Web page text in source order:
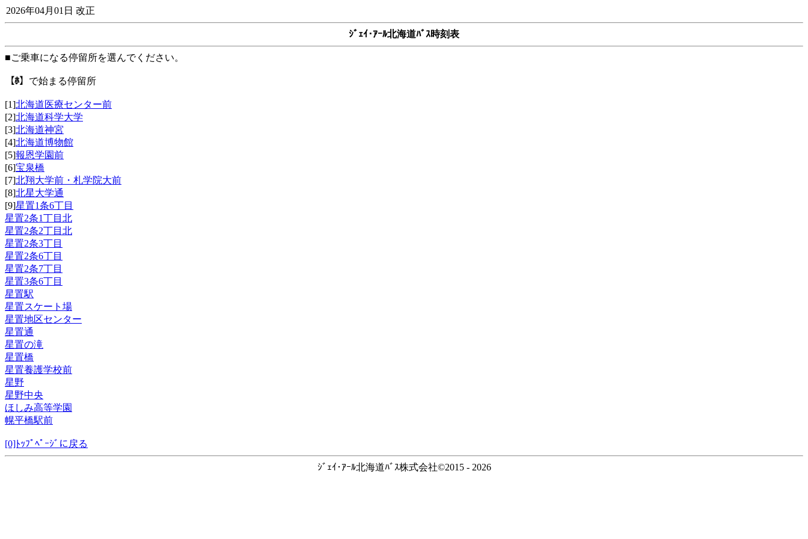
2026年04月01日 改正
ｼﾞｪｲ･ｱｰﾙ北海道ﾊﾞｽ時刻表
■ご乗車になる停留所を選んでください。
【ﾎ】 で始まる停留所
[1]北海道医療センター前
[2]北海道科学大学
[3]北海道神宮
[4]北海道博物館
[5]報恩学園前
[6]宝泉橋
[7]北翔大学前・札学院大前
[8]北星大学通
[9]星置1条6丁目
星置2条1丁目北
星置2条2丁目北
星置2条3丁目
星置2条6丁目
星置2条7丁目
星置3条6丁目
星置駅
星置スケート場
星置地区センター
星置通
星置の滝
星置橋
星置養護学校前
星野
星野中央
ほしみ高等学園
幌平橋駅前
[0]ﾄｯﾌﾟﾍﾟｰｼﾞに戻る
ｼﾞｪｲ･ｱｰﾙ北海道ﾊﾞｽ株式会社©2015 - 2026